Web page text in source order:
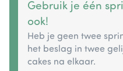
Gebruik je één
ook!
Heb je geen twee
het beslag in twee
cakes na elkaar.